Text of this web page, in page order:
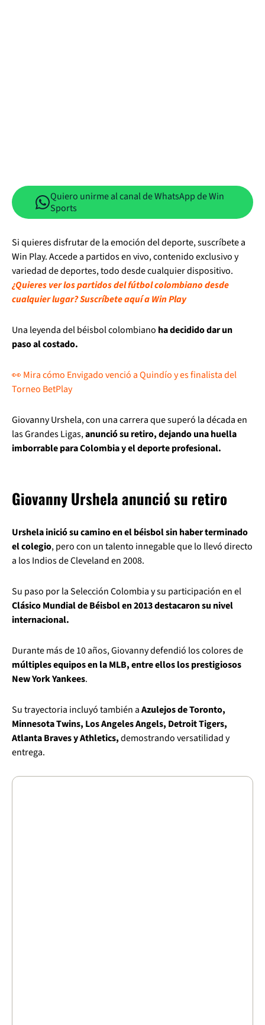
Quiero unirme al canal de WhatsApp de Win
Sports
Si quieres disfrutar de la emoción del deporte, suscríbete a
Win Play. Accede a partidos en vivo, contenido exclusivo y
variedad de deportes, todo desde cualquier dispositivo.
¿Quieres ver los partidos del fútbol colombiano desde
cualquier lugar? Suscríbete aquí a Win Play
Una leyenda del béisbol colombiano ha decidido dar un
paso al costado.
👀 Mira cómo Envigado venció a Quindío y es finalista del
Torneo BetPlay
Giovanny Urshela, con una carrera que superó la década en
las Grandes Ligas,anunció su retiro, dejando una huella
imborrable para Colombia y el deporte profesional.
Giovanny Urshela anunció su retiro
Urshela inició su camino en el béisbol sin haber terminado
el colegio, pero con un talento innegable que lo llevó directo
a los Indios de Cleveland en 2008.
Su paso por la Selección Colombia y su participación en el
Clásico Mundial de Béisbol en 2013 destacaron su nivel
internacional.
Durante más de 10 años, Giovanny defendió los colores de
múltiples equipos en la MLB, entre ellos los prestigiosos
New York Yankees.
Su trayectoria incluyó también aAzulejos de Toronto,
Minnesota Twins, Los Angeles Angels, Detroit Tigers,
Atlanta Braves y Athletics,demostrando versatilidad y
entrega.